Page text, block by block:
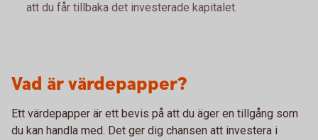
att du får tillbaka det investerade kapitalet.
Vad är värdepapper?
Ett värdepapper är ett bevis på att du äger en tillgång som
du kan handla med. Det ger dig chansen att investera i